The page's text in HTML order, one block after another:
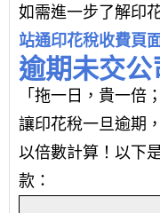
如需進一步了解印
站通印花稅收費頁
逾期未交
「拖一日，貴一倍
讓印花稅一旦逾期
以倍數計算！以下
款：